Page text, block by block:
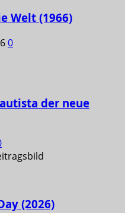
Welt (1966)
0
der neue
(2026)